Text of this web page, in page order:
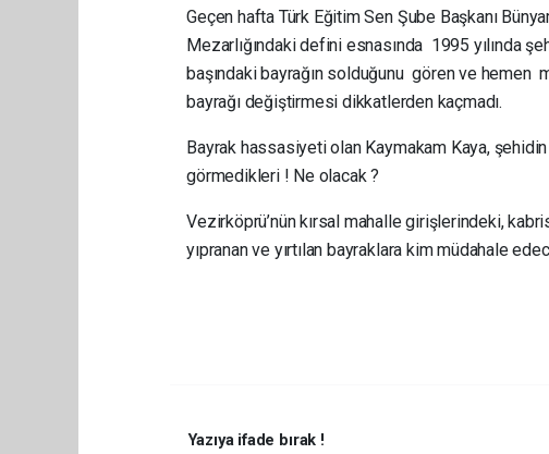
Geçen hafta Türk Eğitim Sen Şube Başkanı
Mezarlığındaki defini esnasında 1995 yılında
başındaki bayrağın solduğunu gören ve hemen
bayrağı değiştirmesi dikkatlerden kaçmadı.
Bayrak hassasiyeti olan Kaymakam Kaya,
görmedikleri ! Ne olacak ?
Vezirköprü’nün kırsal mahalle girişlerindeki,
yıpranan ve yırtılan bayraklara kim müdahale
Yazıya ifade bırak !